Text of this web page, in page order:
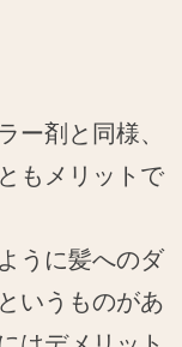
ー剤と同様、
もメリットで
うに髪へのダ
いうものがあ